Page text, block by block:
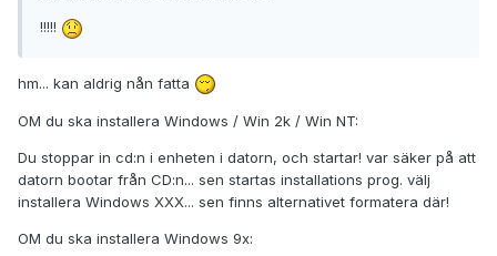
!!!!!
hm... kan aldrig nån fatta
OM du ska installera Windows / Win 2k / Win NT:
Du stoppar in cd:n i enheten i datorn, och startar! var säker på att
datorn bootar från CD:n... sen startas installations prog. välj
installera Windows XXX... sen finns alternativet formatera där!
OM du ska installera Windows 9x: